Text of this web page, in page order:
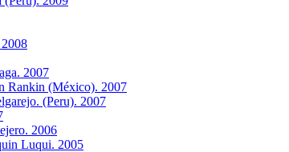
2007
Rankin (México). 2007
(Peru). 2007
2006
Luqui. 2005